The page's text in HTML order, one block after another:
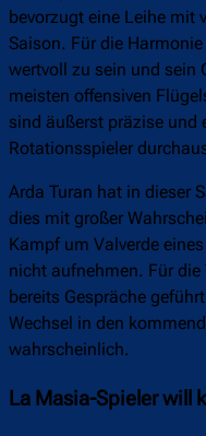
bevorzugt eine Leihe mit
Saison. Für die
wertvoll zu sein und sein
meisten offensiven
sind äußerst präzise und
Rotationsspieler
Arda Turan hat in dieser
dies mit großer
Kampf um Valverde
nicht aufnehmen. Für
bereits Gespräche
Wechsel in den
wahrscheinlich.
La Masia-Spieler will